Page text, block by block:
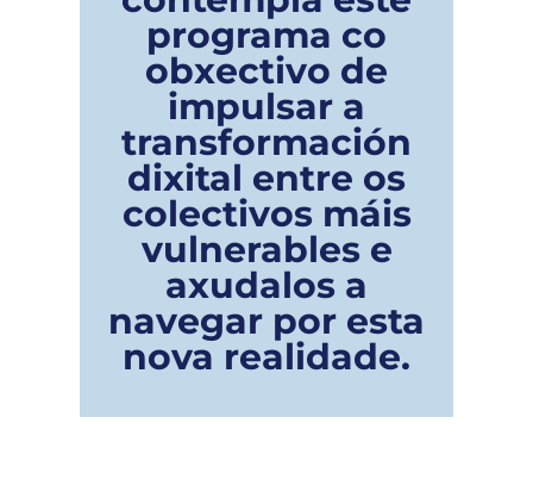
programa co
obxectivo de
impulsar a
transformación
dixital entre os
colectivos máis
vulnerables e
axudalos a
navegar por esta
nova realidade.